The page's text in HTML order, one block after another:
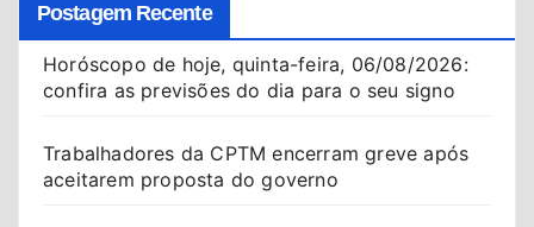
Postagem Recente
Horóscopo de hoje, quinta-feira, 06/08/2026:
confira as previsões do dia para o seu signo
Trabalhadores da CPTM encerram greve após
aceitarem proposta do governo